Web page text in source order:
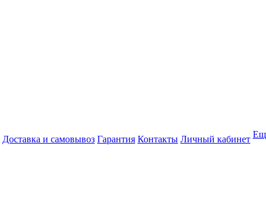
Доставка и самовывоз Гарантия Контакты Личный кабинет